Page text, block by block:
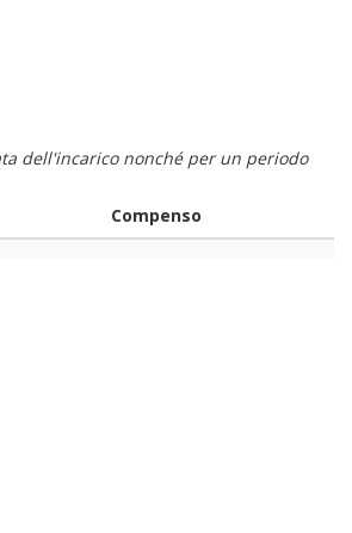
dell'incarico nonché per un periodo
Compenso